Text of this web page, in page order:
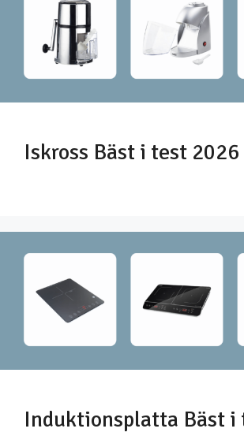
Iskross Bäst i test 2026
Induktionsplatta Bäst i